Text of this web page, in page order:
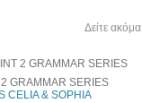
Δείτε ακόμα
GRAMMAR SERIES
CELIA & SOPHIA